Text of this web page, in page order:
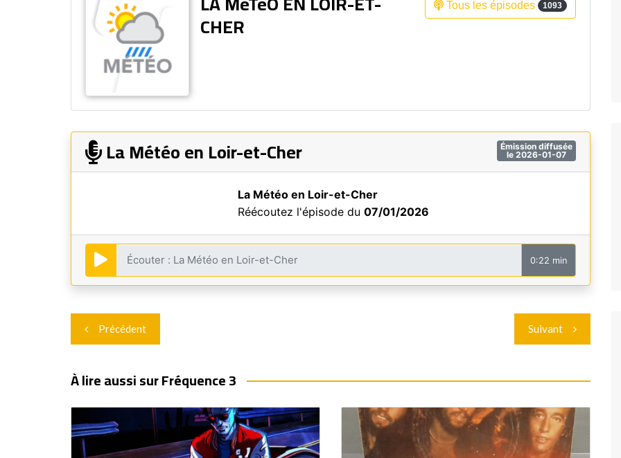
Fréquence 3 Urban
Tous les épisodes 1093
CHER
Émission diffusée
le 2026-01-07
La Météo en Loir-et-Cher
La Météo en Loir-et-Cher
Réécoutez l'épisode du 07/01/2026
0:22 min
Navigation
de
l’article
Précédent Suivant
À lire aussi sur Fréquence 3